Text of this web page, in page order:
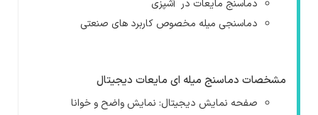
دماسنج مایعات در آشپزی
دماسنجی میله مخصوص کاربرد های صنعتی
مشخصات دماسنج میله ای مایعات دیجیتال
صفحه نمایش دیجیتال: نمایش واضح و خوانا